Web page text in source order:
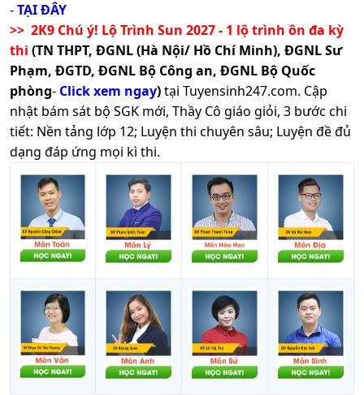
-TẠI ĐÂY
>> 2K9 Chú ý! Lộ Trình Sun 2027 - 1 lộ trình ôn đa kỳ
thi (TN THPT, ĐGNL (Hà Nội/ Hồ Chí Minh), ĐGNL Sư
Phạm, ĐGTD, ĐGNL Bộ Công an, ĐGNL Bộ Quốc
phòng- Click xem ngay)tại Tuyensinh247.com. Cập
nhật bám sát bộ SGK mới, Thầy Cô giáo giỏi, 3 bước chi
tiết: Nền tảng lớp 12; Luyện thi chuyên sâu; Luyện đề đủ
dạng đáp ứng mọi kì thi.